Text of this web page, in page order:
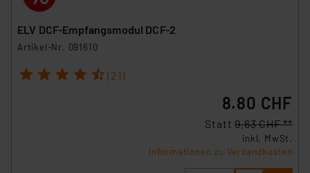
ELV DCF-Empfangsmodul DCF-2
Artikel-Nr. 091610
1 2 3 4 5 (21)
8.80 CHF
Statt9.63 CHF **
inkl. MwSt.
Informationen zu Versandkosten